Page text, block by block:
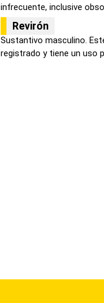
infrecuente, inclusive
Revirón
Sustantivo masculino.
registrado y tiene un uso